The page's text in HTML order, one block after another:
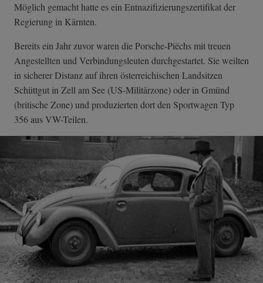
Möglich gemacht hatte es ein Entnazifizierungszertifikat der
Regierung in Kärnten.
Bereits ein Jahr zuvor waren die Porsche-Piëchs mit treuen
Angestellten und Verbindungsleuten durchgestartet. Sie weilten
in sicherer Distanz auf ihren österreichischen Landsitzen
Schüttgut in Zell am See (US-Militärzone) oder in Gmünd
(britische Zone) und produzierten dort den Sportwagen Typ
356 aus VW-Teilen.